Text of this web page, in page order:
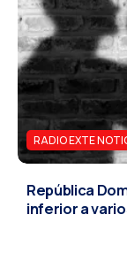
RADIO EXTE
República
inferior a